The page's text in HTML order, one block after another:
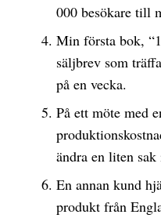
000 besökare till
Min första bok,
säljbrev som
på en vecka.
På ett möte med
ändra en liten
En annan kund
produkt från